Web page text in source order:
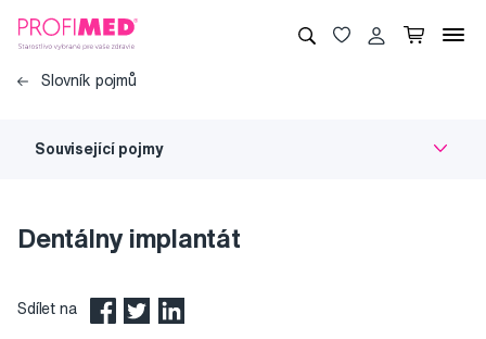
Slovník pojmů
Související pojmy
Dentálny implantát
Sdílet na